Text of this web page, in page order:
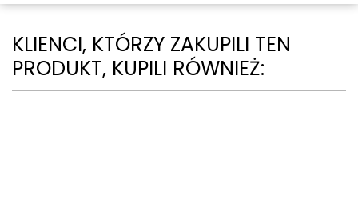
KLIENCI, KTÓRZY ZAKUPILI TEN
PRODUKT, KUPILI RÓWNIEŻ: